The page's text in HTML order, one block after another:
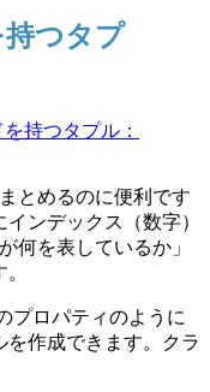
つタプ
持つタプル：
とめるのに便利です
インデックス（数字）
何を表しているか」
プロパティのように
を作成できます。クラ